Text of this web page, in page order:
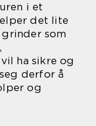
i et
det lite
som
ha sikre og
derfor å
og